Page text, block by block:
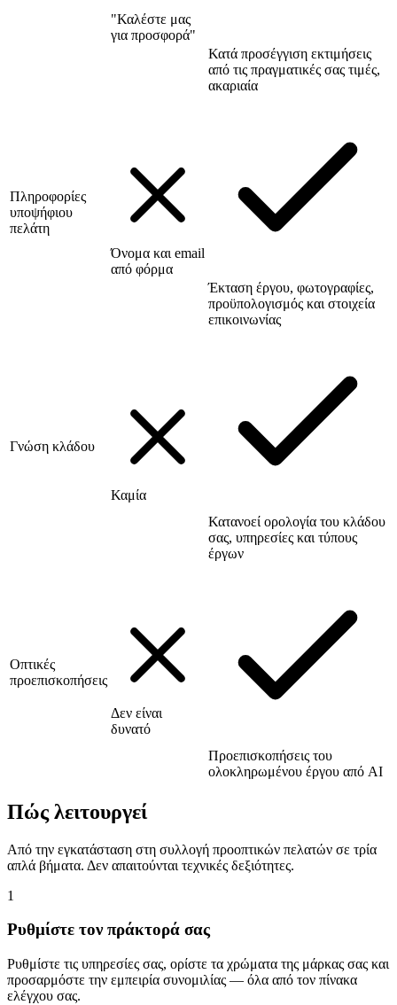
"Καλέστε μας
για προσφορά"
Κατά προσέγγιση εκτιμήσεις
από τις πραγματικές σας τιμές,
ακαριαία
Πληροφορίες
υποψήφιου
πελάτη
Όνομα και email
από φόρμα
Έκταση έργου, φωτογραφίες,
προϋπολογισμός και στοιχεία
επικοινωνίας
Γνώση κλάδου
Καμία
Κατανοεί ορολογία του κλάδου
σας, υπηρεσίες και τύπους
έργων
Οπτικές
προεπισκοπήσεις
Δεν είναι
δυνατό
Προεπισκοπήσεις του
ολοκληρωμένου έργου από AI
Πώς λειτουργεί
Από την εγκατάσταση στη συλλογή προοπτικών πελατών σε τρία
απλά βήματα. Δεν απαιτούνται τεχνικές δεξιότητες.
1
Ρυθμίστε τον πράκτορά σας
Ρυθμίστε τις υπηρεσίες σας, ορίστε τα χρώματα της μάρκας σας και
προσαρμόστε την εμπειρία συνομιλίας — όλα από τον πίνακα
ελέγχου σας.